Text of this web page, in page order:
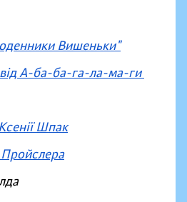
Вишеньки"
А-ба-ба-га-ла-ма-ги
Шпак